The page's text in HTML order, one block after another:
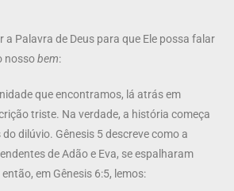
Palavra de Deus para que Ele possa falar
nossobem:
que encontramos, lá atrás em
triste. Na verdade, a história começa
dilúvio. Gênesis 5 descreve como a
de Adão e Eva, se espalharam
em Gênesis 6:5, lemos: